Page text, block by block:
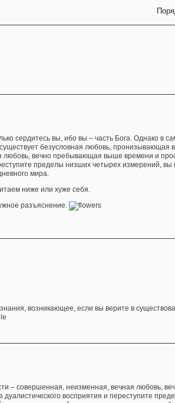
сердитесь вы, ибо вы – часть Бога. Однако в
безусловная любовь, пронизывающая
вечно пребывающая выше времени и
пределы низших четырех измерений,
мира.
ниже или хуже себя.
разъяснение.
возникающее, если вы верите в
– совершенная, неизменная, вечная любовь,
дуалистического восприятия и переступите